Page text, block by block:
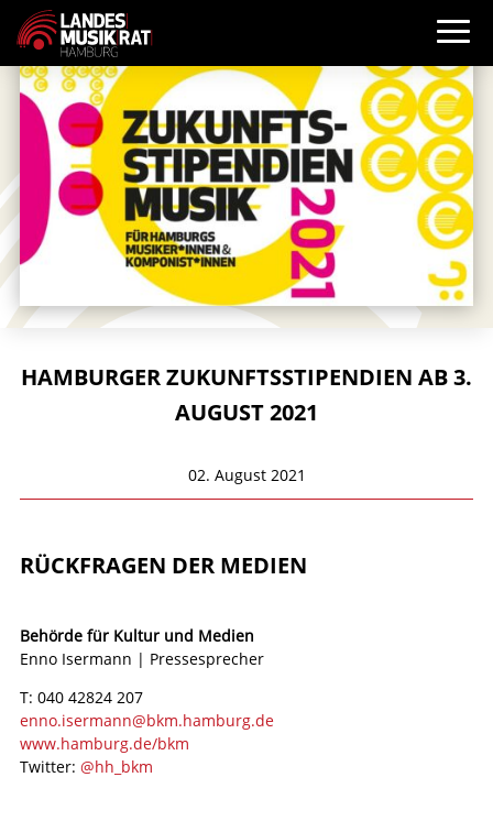
HAMBURGER ZUKUNFTSSTIPENDIEN AB 3.
AUGUST 2021
02. August 2021
RÜCKFRAGEN DER MEDIEN
Behörde für Kultur und Medien
Enno Isermann | Pressesprecher
T: 040 42824 207
enno.isermann@bkm.hamburg.de
www.hamburg.de/bkm
Twitter: @hh_bkm